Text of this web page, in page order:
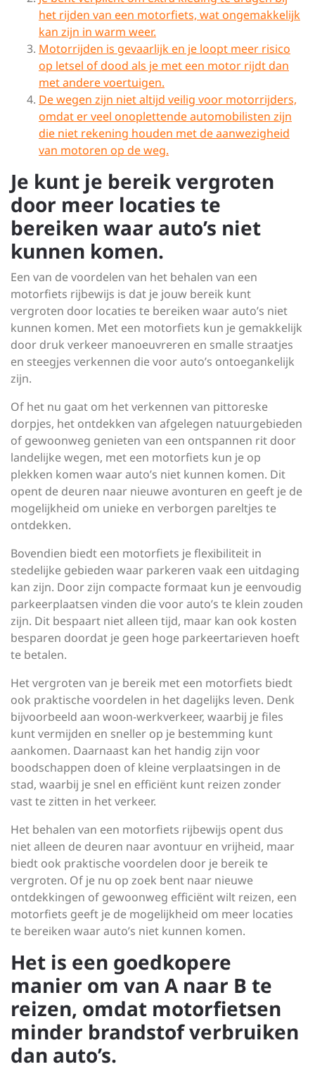
het rijden van een motorfiets, wat ongemakkelijk
kan zijn in warm weer.
Motorrijden is gevaarlijk en je loopt meer risico
op letsel of dood als je met een motor rijdt dan
met andere voertuigen.
De wegen zijn niet altijd veilig voor motorrijders,
omdat er veel onoplettende automobilisten zijn
die niet rekening houden met de aanwezigheid
van motoren op de weg.
Je kunt je bereik vergroten
door meer locaties te
bereiken waar auto’s niet
kunnen komen.
Een van de voordelen van het behalen van een
motorfiets rijbewijs is dat je jouw bereik kunt
vergroten door locaties te bereiken waar auto’s niet
kunnen komen. Met een motorfiets kun je gemakkelijk
door druk verkeer manoeuvreren en smalle straatjes
en steegjes verkennen die voor auto’s ontoegankelijk
zijn.
Of het nu gaat om het verkennen van pittoreske
dorpjes, het ontdekken van afgelegen natuurgebieden
of gewoonweg genieten van een ontspannen rit door
landelijke wegen, met een motorfiets kun je op
plekken komen waar auto’s niet kunnen komen. Dit
opent de deuren naar nieuwe avonturen en geeft je de
mogelijkheid om unieke en verborgen pareltjes te
ontdekken.
Bovendien biedt een motorfiets je flexibiliteit in
stedelijke gebieden waar parkeren vaak een uitdaging
kan zijn. Door zijn compacte formaat kun je eenvoudig
parkeerplaatsen vinden die voor auto’s te klein zouden
zijn. Dit bespaart niet alleen tijd, maar kan ook kosten
besparen doordat je geen hoge parkeertarieven hoeft
te betalen.
Het vergroten van je bereik met een motorfiets biedt
ook praktische voordelen in het dagelijks leven. Denk
bijvoorbeeld aan woon-werkverkeer, waarbij je files
kunt vermijden en sneller op je bestemming kunt
aankomen. Daarnaast kan het handig zijn voor
boodschappen doen of kleine verplaatsingen in de
stad, waarbij je snel en efficiënt kunt reizen zonder
vast te zitten in het verkeer.
Het behalen van een motorfiets rijbewijs opent dus
niet alleen de deuren naar avontuur en vrijheid, maar
biedt ook praktische voordelen door je bereik te
vergroten. Of je nu op zoek bent naar nieuwe
ontdekkingen of gewoonweg efficiënt wilt reizen, een
motorfiets geeft je de mogelijkheid om meer locaties
te bereiken waar auto’s niet kunnen komen.
Het is een goedkopere
manier om van A naar B te
reizen, omdat motorfietsen
minder brandstof verbruiken
dan auto’s.